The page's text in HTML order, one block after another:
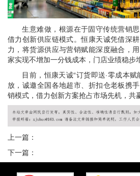
生意难做，根源在于固守传统营销思
借力创新供应链模式。恒康天诚凭借深
力，将货源供应与营销赋能深度融合，
家实现不增加一分钱成本，门店业绩稳步
目前，恒康天诚“订货即送·零成本赋
放，诚邀全国各地超市、折扣仓老板携
销模式，借力创新方案抢占市场先机，共
上一篇：
下一篇：